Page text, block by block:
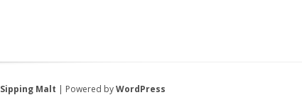
Sipping Malt | Powered byWordPress